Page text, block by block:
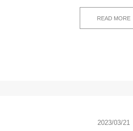
READ MORE
2023/03/21